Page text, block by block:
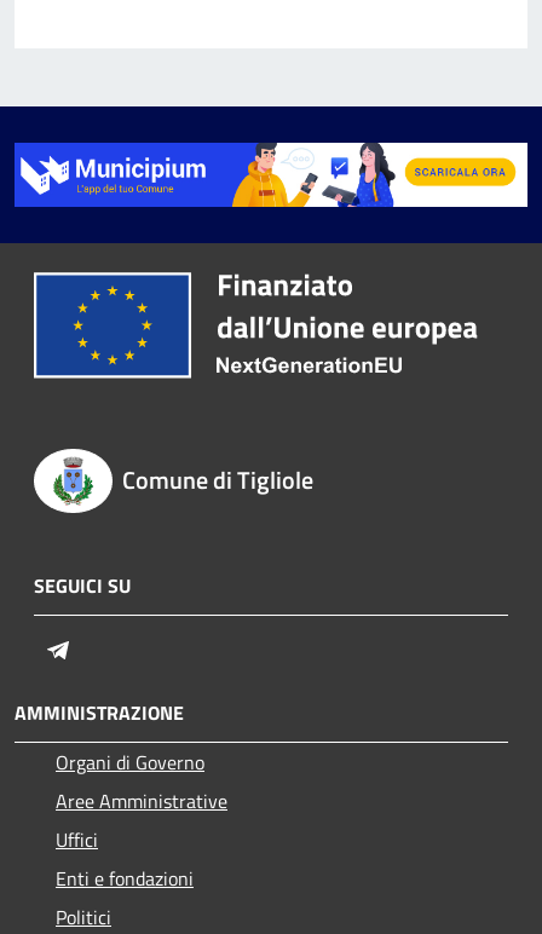
Comune di Tigliole
SEGUICI SU
AMMINISTRAZIONE
Organi di Governo
Aree Amministrative
Uffici
Enti e fondazioni
Politici